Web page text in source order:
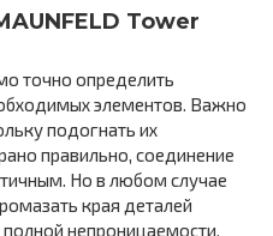
Tower
точно определить
элементов. Важно
подогнать их
правильно, соединение
Но в любом случае
края деталей
непроницаемости.